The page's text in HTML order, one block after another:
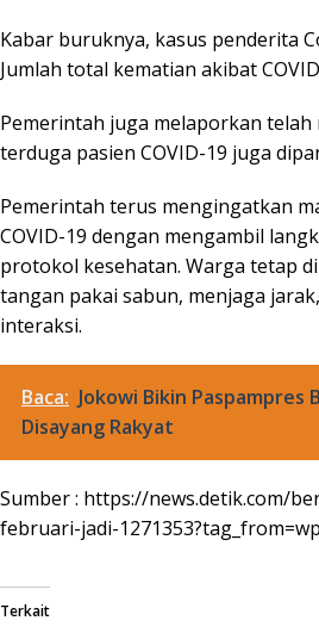
Kabar buruknya, kasus penderita
Jumlah total kematian akibat
Pemerintah juga melaporkan telah
terduga pasien COVID-19 juga
Pemerintah terus mengingatkan
COVID-19 dengan mengambil
protokol kesehatan. Warga tetap
tangan pakai sabun, menjaga
interaksi.
Baca: Jokowi Bikin
Disayang Rakyat
Sumber : https://news.detik.com/
februari-jadi-
Terkait